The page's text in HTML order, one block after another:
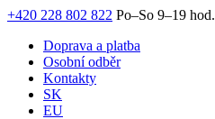
+420 228 802 822 Po–So 9–19 hod.
Doprava a platba
Osobní odběr
Kontakty
SK
EU